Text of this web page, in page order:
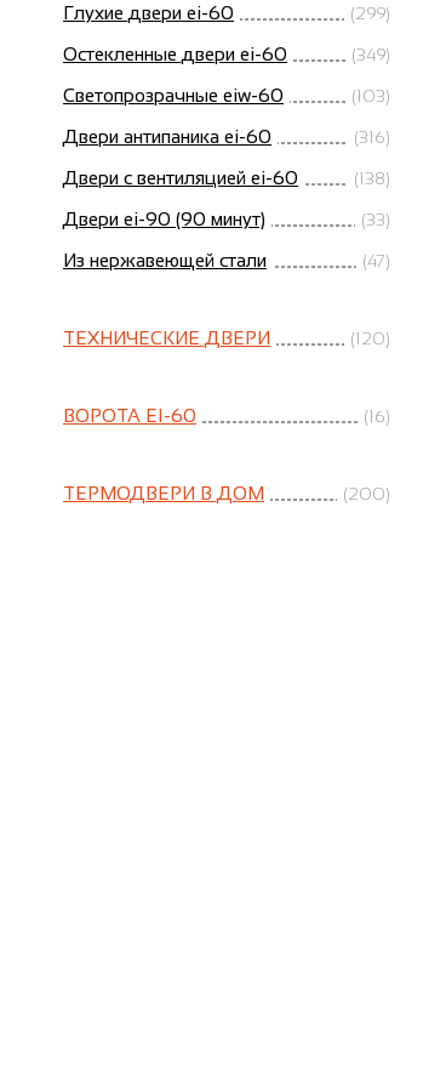
Глухие двери ei-60 (299)
Остекленные двери ei-60 (349)
Светопрозрачные eiw-60 (103)
Двери антипаника ei-60 (316)
Двери с вентиляцией ei-60 (138)
Двери ei-90 (90 минут) (33)
Из нержавеющей стали (47)
ТЕХНИЧЕСКИЕ ДВЕРИ (120)
ВОРОТА EI-60 (16)
ТЕРМОДВЕРИ В ДОМ (200)